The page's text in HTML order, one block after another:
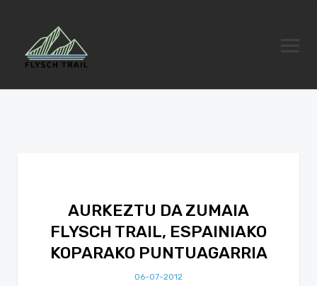
AURKEZTU DA ZUMAIA
FLYSCH TRAIL, ESPAINIAKO
KOPARAKO PUNTUAGARRIA
06-07-2012